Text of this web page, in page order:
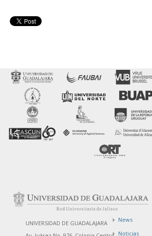
UNIVERSIDAD DE GUADALAJARA
News
Noticias